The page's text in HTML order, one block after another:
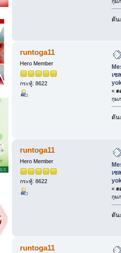
ดัน
runtoga11
Hero Member
กระทู้: 8622
เซ
« ต
กุม
ดัน
runtoga11
Hero Member
กระทู้: 8622
เซ
« ต
กุม
ดัน
runtoga11